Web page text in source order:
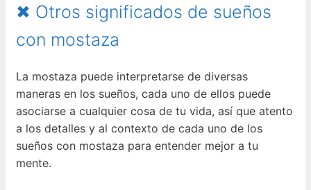
✖ Otros significados de sueños
con mostaza
La mostaza puede interpretarse de diversas
maneras en los sueños, cada uno de ellos puede
asociarse a cualquier cosa de tu vida, así que atento
a los detalles y al contexto de cada uno de los
sueños con mostaza para entender mejor a tu
mente.